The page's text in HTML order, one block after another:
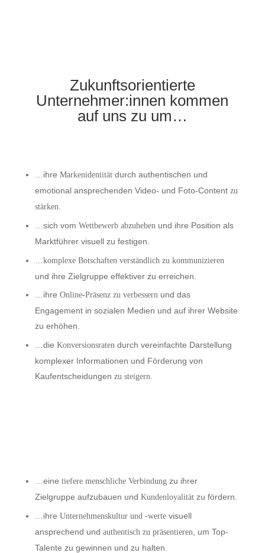
Zukunftsorientierte
Unternehmer:innen kommen
auf uns zu um…
…ihre Markenidentitätdurch authentischen und
emotional ansprechenden Video- und Foto-Content zu
stärken
…sich vom Wettbewerb abzuheben und ihre Position als
Marktführer visuell zu festigen.
komplexe Botschaften verständlich zu kommunizieren
und ihre Zielgruppe effektiver zu erreichen.
…ihre Online-Präsenz zu verbessernund das
Engagement in sozialen Medien und auf ihrer Website
zu erhöhen.
…die Konversionsraten durch vereinfachte Darstellung
komplexer Informationen und Förderung von
Kaufentscheidungen zu steigern
…eine tiefere menschliche Verbindungzu ihrer
Zielgruppe aufzubauen und Kundenloyalitätzu fördern.
…ihre Unternehmenskultur und -wertevisuell
ansprechend und authentisch zu präsentieren , um Top-
Talente zu gewinnen und zu halten.